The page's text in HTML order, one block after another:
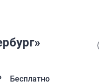
Бесплатно